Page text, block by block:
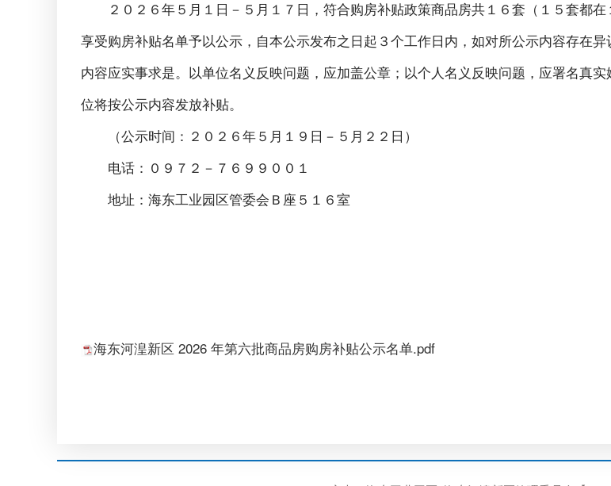
２０２６年５月１日－５月１７日，符合购房补贴政策商品房共１６套（１５套都
享受购房补贴名单予以公示，自本公示发布之日起３个工作日内，如对所公示内容存在
内容应实事求是。以单位名义反映问题，应加盖公章；以个人名义反映问题，应署名真
位将按公示内容发放补贴。
（公示时间：２０２６年５月１９日－５月２２日）
电话：０９７２－７６９９００１
地址：海东工业园区管委会Ｂ座５１６室
海东河湟新区 2026 年第六批商品房购房补贴公示名单.pdf